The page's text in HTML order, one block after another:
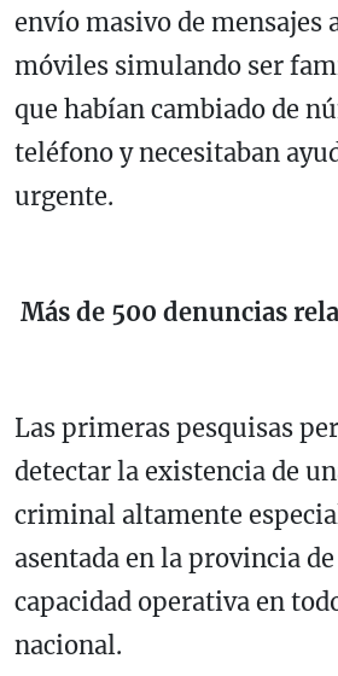
envío masivo de mensajes
móviles simulando ser
que habían cambiado de
teléfono y necesitaban
urgente.
Más de 500 denuncias
Las primeras pesquisas
detectar la existencia de
criminal altamente
asentada en la provincia
capacidad operativa en
nacional.